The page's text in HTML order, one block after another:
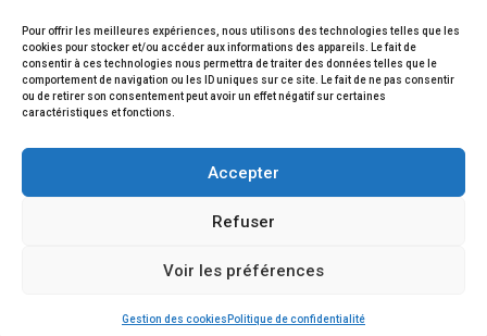
Pour offrir les meilleures expériences, nous utilisons des technologies telles que les
cookies pour stocker et/ou accéder aux informations des appareils. Le fait de
consentir à ces technologies nous permettra de traiter des données telles que le
comportement de navigation ou les ID uniques sur ce site. Le fait de ne pas consentir
ou de retirer son consentement peut avoir un effet négatif sur certaines
caractéristiques et fonctions.
Accepter
Refuser
Voir les préférences
Gestion des cookies Politique de confidentialité
Réserver une maison
$ Nos logements
Tous droits réservés © Provence Home Care 2026
Site réalisé parStudio Paon